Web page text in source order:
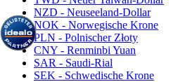
NZD - Neuseeland-Dollar
NOK - Norwegische Krone
PLN - Polnischer Złoty
CNY - Renminbi Yuan
SAR - Saudi-Rial
SEK - Schwedische Krone